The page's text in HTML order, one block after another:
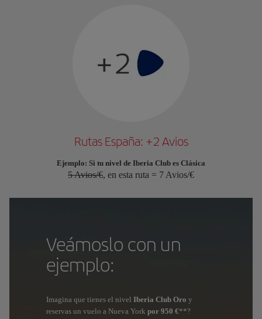
Rutas España: +2 Avios
Ejemplo: Si tu nivel de Iberia Club es Clásica
5 Avios/€, en esta ruta = 7 Avios/€
Veámoslo con un
ejemplo:
Imagina que tienes el nivelIberia Club Oro y
reservas un vuelo a Nueva Yorkpor 950 €**?